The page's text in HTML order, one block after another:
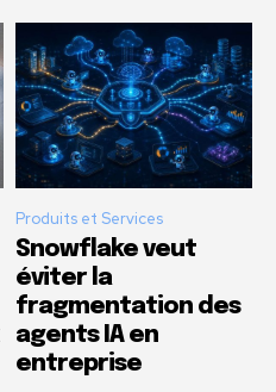
Produits et Services
Snowflake veut
éviter la
fragmentation des
agents IA en
entreprise